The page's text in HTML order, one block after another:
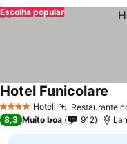
Escolha popular
4 EstrelasHotel Restaurante
Hotel Funicolare
8,3 Muito boa 912